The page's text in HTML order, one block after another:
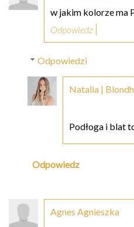
w jakim kolorze ma
Odpowiedz
Odpowiedzi
Natalia |
Podłoga i blat
Odpowiedz
Agnes Agnieszka